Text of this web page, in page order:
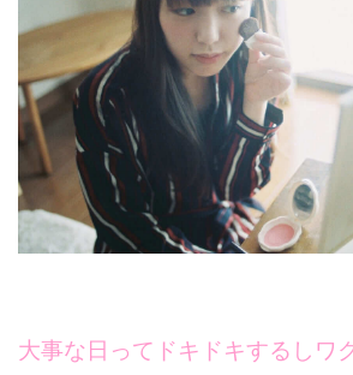
大事な日ってドキドキするしワ